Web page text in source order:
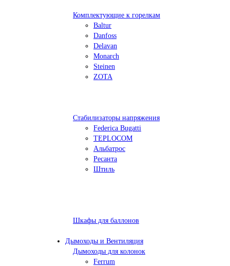
Комплектующие к горелкам
Baltur
Danfoss
Delavan
Monarch
Steinen
ZOTA
Стабилизаторы напряжения
Federica Bugatti
TEPLOCOM
Альбатрос
Ресанта
Штиль
Шкафы для баллонов
Дымоходы и Вентиляция
Дымоходы для колонок
Ferrum